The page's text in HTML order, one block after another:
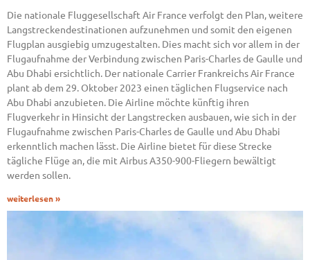
Die nationale Fluggesellschaft Air France verfolgt den Plan, weitere
Langstreckendestinationen aufzunehmen und somit den eigenen
Flugplan ausgiebig umzugestalten. Dies macht sich vor allem in der
Flugaufnahme der Verbindung zwischen Paris-Charles de Gaulle und
Abu Dhabi ersichtlich. Der nationale Carrier Frankreichs Air France
plant ab dem 29. Oktober 2023 einen täglichen Flugservice nach
Abu Dhabi anzubieten. Die Airline möchte künftig ihren
Flugverkehr in Hinsicht der Langstrecken ausbauen, wie sich in der
Flugaufnahme zwischen Paris-Charles de Gaulle und Abu Dhabi
erkenntlich machen lässt. Die Airline bietet für diese Strecke
tägliche Flüge an, die mit Airbus A350-900-Fliegern bewältigt
werden sollen.
weiterlesen »